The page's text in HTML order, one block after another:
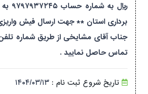
ریال
برداری استان ** جهت ارسال فیش
تماس حاصل نمایید .
تاریخ شروع ثبت نام : ۱۴۰۴/۰۳/۱۳